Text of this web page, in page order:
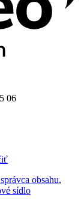
06
obsahu,
sídlo